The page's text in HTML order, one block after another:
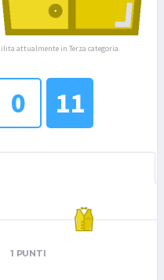
attualmente in Terza categoria.
0 11
1 PUNTI